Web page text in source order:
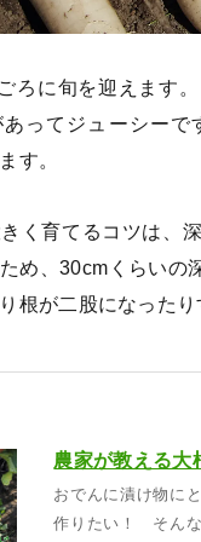
ろに旬を迎えます
ってジューシー
す。
く育てるコツは、
め、30cmくらいの
根が二股になった
おでんに漬け物に
作りたい！ そんな